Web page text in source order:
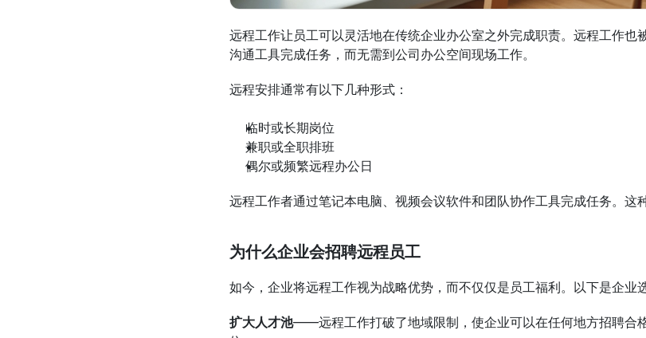
远程工作让员工可以灵活地在传统企业办公室之外完成职责。远程工作
沟通工具完成任务，而无需到公司办公空间现场工作。
远程安排通常有以下几种形式：
临时或长期岗位
兼职或全职排班
偶尔或频繁远程办公日
远程工作者通过笔记本电脑、视频会议软件和团队协作工具完成任务。这
为什么企业会招聘远程员工
如今，企业将远程工作视为战略优势，而不仅仅是员工福利。以下是企业
扩大人才池——远程工作打破了地域限制，使企业可以在任何地方招聘合